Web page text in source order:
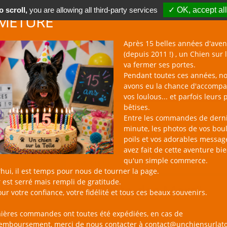
Après 15 belles années
(depuis 2011 !) , un Chien sur
va fermer ses portes.
Pendant toutes ces années,
avons eu la chance
vos loulous... et parfois leurs
bêtises.
Entre les commandes de
minute, les photos de vos
poils et vos adorables
avez fait de cette aventure
qu'un simple commerce.
il est temps pour nous de tourner la page.
est serré mais rempli de gratitude.
votre confiance, votre fidélité et tous ces beaux souvenirs.
commandes ont toutes été expédiées, en cas de
merci de nous contacter à
NAC NOUVEAUTÉS BLOG CONTACT
un Chien sur la Toile
Bandana "Pirate des Mers"
15,90 € - 17,90 €
scroll,you are allowing all third-party services ✓ OK, accept all